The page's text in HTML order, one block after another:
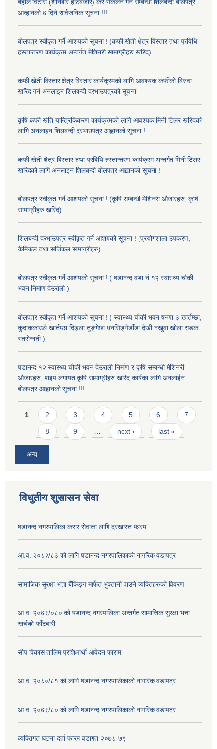
बहाल विटौरी (शनिबारे हाटबजार) कर संकलन गर्ने सम्बन्धी शिलबन्दी बोलपत्र
आव्हानको ७ दिने सार्वजनिक सूचना !!!
बोलपत्र स्वीकृत गर्ने आशयको सूचना ! (कफी खेती क्षेत्र विस्तार तथा प्रविधि
हस्तान्तरण कार्यक्रम अन्तर्गत मेशिनरी सामाग्रीहरु खरिद)
कफी खेती विस्तार क्षेत्र विस्तार कार्यक्रमको लागि आवश्यक कफीको बिरुवा
खरिद गर्न अनलाइन शिलबन्दी दरभाउपत्रको सूचना
कृषि कफी खेति यान्त्रिकिकरण कार्यक्रमको लागि आवश्यक मिनी टिलर खरिदको
लागि अनलाइन शिलबन्दी दरभाउपत्र आह्वानको सूचना !
कफी खेती क्षेत्र विस्तार तथा प्रविधि हस्तान्तरण कार्यक्रम अन्तर्गत मिनी टिलर
खरिदको लागि अनलाइन शिलबन्दी बोलपत्र आह्वानको सूचना !
बोलपत्र स्वीकृत गर्ने आशयको सूचना ! (कृषि सम्बन्धी मेशिनरी औजारहरु, कृषि
सामाग्रीहरु खरिद)
शिलबन्दी दरभाउपत्र स्वीकृत गर्ने आशयको सूचना ! (प्रयोगशाला उपकरण,
केमिकल तथा सर्जिकल सामाग्रीहरु)
बोलपत्र स्वीकृत गर्ने आशयको सूचना ! ( षडानन्द वडा नं १२ स्वास्थ्य चौकी
भवन निर्माण देउराली )
बोलपत्र स्वीकृत गर्ने आशयको सूचना ! ( स्वास्थ्य चौकी भवन षनपा ३ खार्तम्छा,
कुदाककाउले खार्तम्छा दिङ्ला तुङ्गेछा धनसिङ्गेडाँडा देखी नखुवा खोला सडक
स्तरोन्नती )
षडानन्द १२ स्वास्थ्य चौकी भवन देउराली निर्माण र कृषि सम्बन्धी मेशिनरी
औजारहरु, पाइप लगायत कृषि सामाग्रीहरु खरिद कार्यका लागि अनलाईन
बोलपत्र आह्वानको सूचना !!!
Pages
1 2 3 4 5 6 7
8 9 … next › last »
अन्य
विधुतीय शुसासन सेवा
षडानन्द नगरपालिका करार सेवाका लागि दरखास्त फारम
आ.व. २०८२/८३ को लागि षडानन्द नगरपालिकाको नागरिक वडापत्र
सामाजिक सुरक्षा भत्ता बैंकिङ्ग मार्फत भुक्तानी पाउने व्यक्तिहरुको विवरण
आ.व. २०७९/०८० को षडानन्द नगरपालिका अन्तर्गत सामाजिक सुरक्षा भत्ता
खर्चको फाँटवारी
सीप विकास तालिम प्रशिक्षार्थी आवेदन फाराम
आ.व. २०८०/८१ को लागि षडानन्द नगरपालिकाको नागरिक वडापत्र
आ.व. २०७९/८० को लागि षडानन्द नगरपालिकाको नागरिक वडापत्र
व्यक्तिगत घटना दर्ता फारम वडागत २०७८-७९